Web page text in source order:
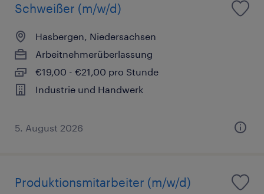
Schweißer (m/w/d)
Hasbergen, Niedersachsen
Arbeitnehmerüberlassung
€19,00 - €21,00 pro Stunde
Industrie und Handwerk
5. August 2026
Produktionsmitarbeiter (m/w/d)